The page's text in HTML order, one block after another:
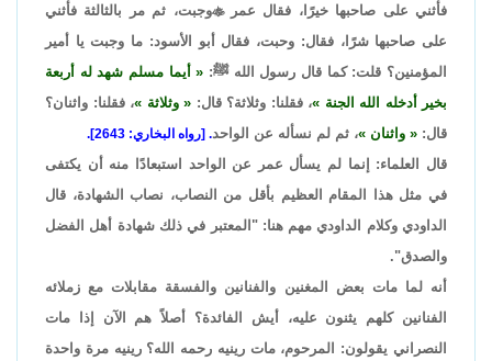
فأثني على صاحبها خيرًا، فقال عمروجبت، ثم مر بالثالثة فأثني
على صاحبها شرًا، فقال: وحبت، فقال أبو الأسود: ما وجبت يا أمير
المؤمنين؟ قلت: كما قال رسول الله ﷺ:
أيما مسلم شهد له أربعة
بخير أدخله الله الجنة
، فقلنا: وثلاثة؟ قال: وثلاثة
، فقلنا: واثنان؟
قال:
واثنان ، ثم لم نسأله عن الواحد. [رواه البخاري: 2643].
قال العلماء: إنما لم يسأل عمر عن الواحد استبعادًا منه أن يكتفى
في مثل هذا المقام العظيم بأقل من النصاب، نصاب الشهادة، قال
الداودي وكلام الداودي مهم هنا: "المعتبر في ذلك شهادة أهل الفضل
والصدق".
أنه لما مات بعض المغنين والفنانين والفسقة مقابلات مع زملائه
الفنانين كلهم يثنون عليه، أيش الفائدة؟ أصلاً هم الآن إذا مات
النصراني يقولون: المرحوم، مات رينيه رحمه الله؟ رينيه مرة واحدة